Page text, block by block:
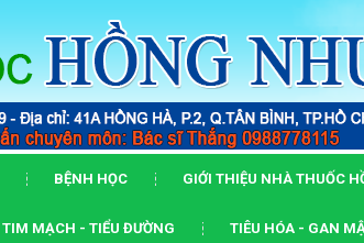
BỆNH HỌC GIỚI THIỆU NHÀ THUỐC
TIM MẠCH - TIỂU ĐƯỜNG TIÊU HÓA - GAN